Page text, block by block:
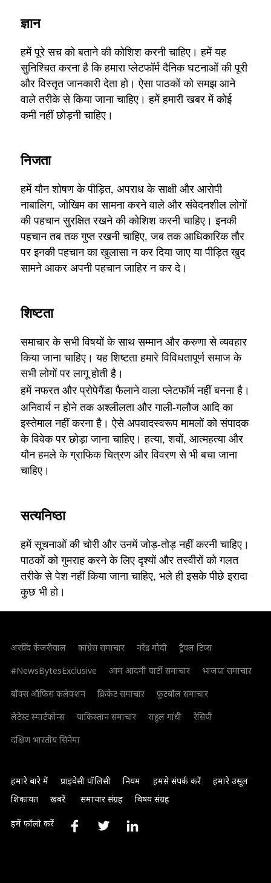
ज्ञान
हमें पूरे सच को बताने की कोशिश करनी चाहिए। हमें यह
सुनिश्चित करना है कि हमारा प्लेटफॉर्म दैनिक घटनाओं की पूरी
और विस्तृत जानकारी देता हो। ऐसा पाठकों को समझ आने
वाले तरीके से किया जाना चाहिए। हमें हमारी खबर में कोई
कमी नहीं छोड़नी चाहिए।
निजता
हमें यौन शोषण के पीड़ित, अपराध के साक्षी और आरोपी
नाबालिग, जोखिम का सामना करने वाले और संवेदनशील लोगों
की पहचान सुरक्षित रखने की कोशिश करनी चाहिए। इनकी
पहचान तब तक गुप्त रखनी चाहिए, जब तक आधिकारिक तौर
पर इनकी पहचान का खुलासा न कर दिया जाए या पीड़ित खुद
सामने आकर अपनी पहचान जाहिर न कर दे।
शिष्टता
समाचार के सभी विषयों के साथ सम्मान और करुणा से व्यवहार
किया जाना चाहिए। यह शिष्टता हमारे विविधतापूर्ण समाज के
सभी लोगों पर लागू होती है।
हमें नफरत और प्रोपेगैंडा फैलाने वाला प्लेटफॉर्म नहीं बनना है।
अनिवार्य न होने तक अश्लीलता और गाली-गलौज आदि का
इस्तेमाल नहीं करना है। ऐसे अपवादस्वरूप मामलों को संपादक
के विवेक पर छोड़ा जाना चाहिए। हत्या, शवों, आत्महत्या और
यौन हमले के ग्राफिक चित्रण और विवरण से भी बचा जाना
चाहिए।
सत्यनिष्ठा
हमें सूचनाओं की चोरी और उनमें जोड़-तोड़ नहीं करनी चाहिए।
पाठकों को गुमराह करने के लिए दृश्यों और तस्वीरों को गलत
तरीके से पेश नहीं किया जाना चाहिए, भले ही इसके पीछे इरादा
कुछ भी हो।
अरविंद केजरीवाल कांग्रेस समाचार नरेंद्र मोदी
ट्रैवल टिप्स
#NewsBytesExclusive
आम आदमी पार्टी समाचार
भाजपा समाचार
बॉक्स ऑफिस कलेक्शन
क्रिकेट समाचार
फुटबॉल समाचार
लेटेस्ट स्मार्टफोन्स
पाकिस्तान समाचार राहुल गांधी
रेसिपी
दक्षिण भारतीय सिनेमा
हमारे बारे में प्राइवेसी पॉलिसी नियम हमसे संपर्क करें
हमारे उसूल
शिकायत
खबरें समाचार संग्रह विषय संग्रह
हमें फॉलो करें